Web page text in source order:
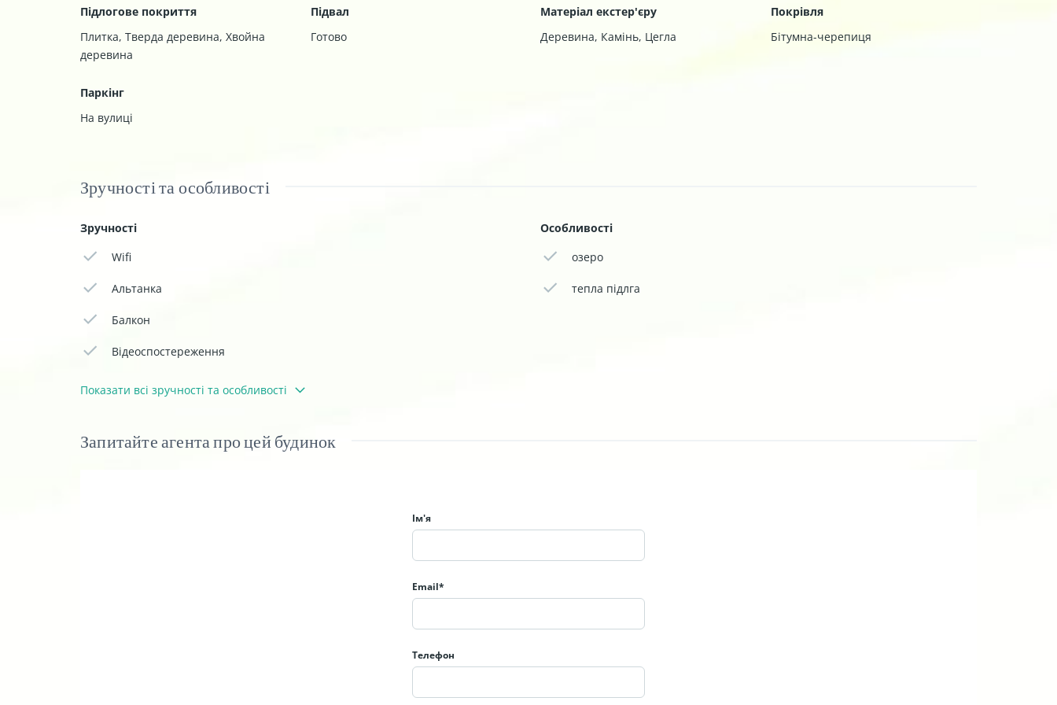
Підлогове покриття
Плитка, Тверда деревина, Хвойна
деревина
Підвал
Готово
Матеріал екстер'єру
Деревина, Камінь, Цегла
Покрівля
Бітумна-черепиця
Паркінг
На вулиці
Зручності та особливості
Зручності
Wifi
Альтанка
Балкон
Відеоспостереження
Особливості
озеро
тепла підлга
Показати всі зручності та особливості
Запитайте агента про цей будинок
Ім'я
Email*
Телефон